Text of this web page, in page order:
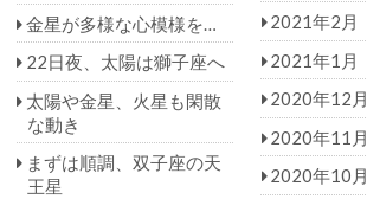
金星が多様な心模様を…
22日夜、太陽は獅子座へ
太陽や金星、火星も閑散
な動き
まずは順調、双子座の天
王星
2021年2月
2021年1月
2020年12月
2020年11月
2020年10月